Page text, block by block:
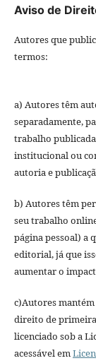
Aviso de
Autores que
termos:
a) Autores têm
separadamente,
trabalho
institucional ou
autoria e
b) Autores têm
seu trabalho
página pessoal) a
editorial, já que
aumentar o
c)Autores
direito de
licenciado sob a
acessável em